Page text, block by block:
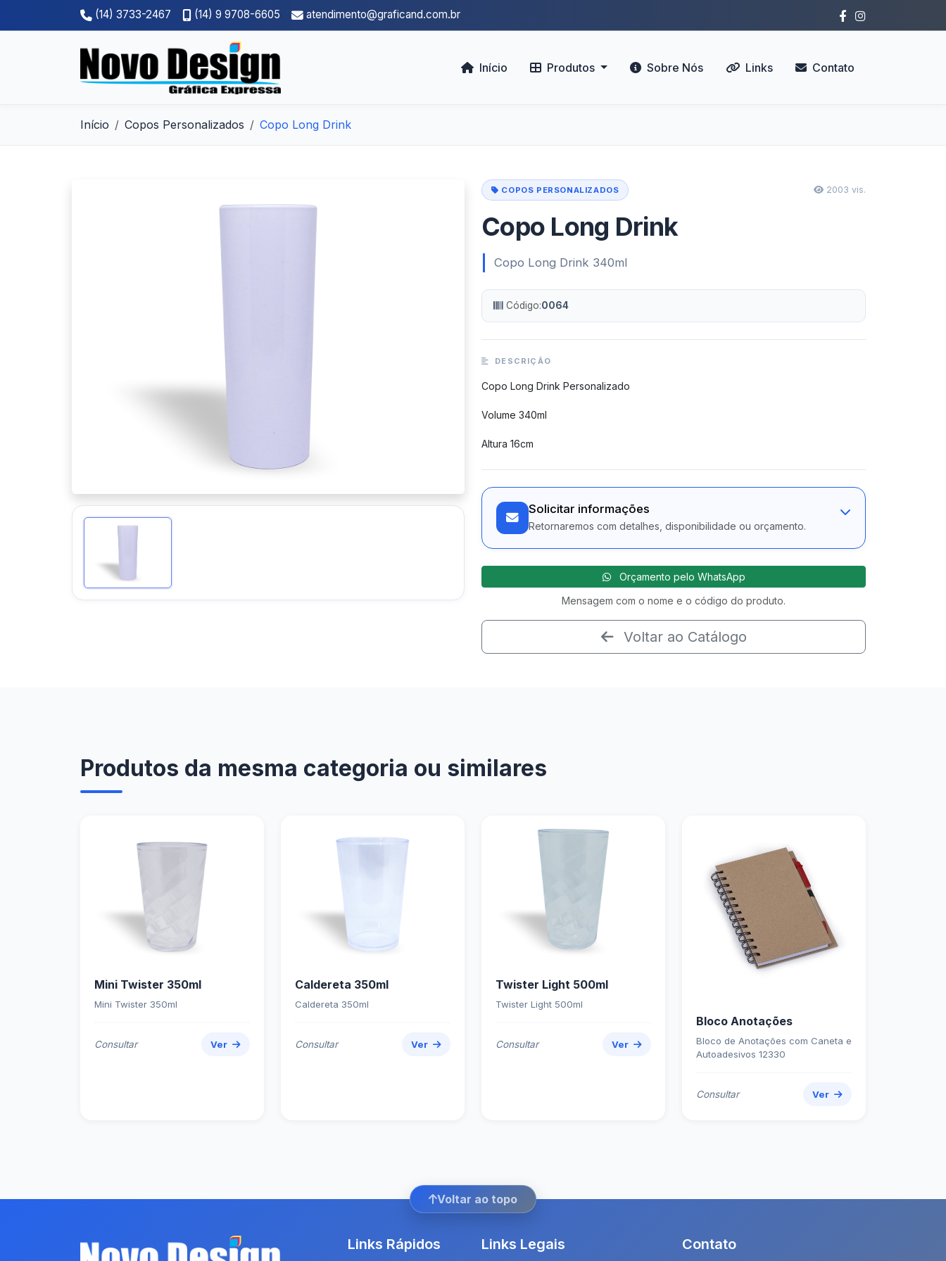
(14) 3733-2467 (14) 9 9708-6605 atendimento@graficand.com.br
Início Produtos Sobre Nós Links Contato
Início Copos Personalizados Copo Long Drink
COPOS PERSONALIZADOS 2003 vis.
Copo Long Drink
Copo Long Drink 340ml
Código:0064
DESCRIÇÃO
Copo Long Drink Personalizado
Volume 340ml
Altura 16cm
Solicitar informações
Retornaremos com detalhes, disponibilidade ou orçamento.
Orçamento pelo WhatsApp
Mensagem com o nome e o código do produto.
Voltar ao Catálogo
Produtos da mesma categoria ou similares
Mini Twister 350ml
Mini Twister 350ml
Consultar Ver
Caldereta 350ml
Caldereta 350ml
Consultar Ver
Twister Light 500ml
Twister Light 500ml
Consultar Ver
Bloco Anotações
Bloco de Anotações com Caneta e
Autoadesivos 12330
Consultar Ver
Voltar ao topo
Links Rápidos Links Legais Contato